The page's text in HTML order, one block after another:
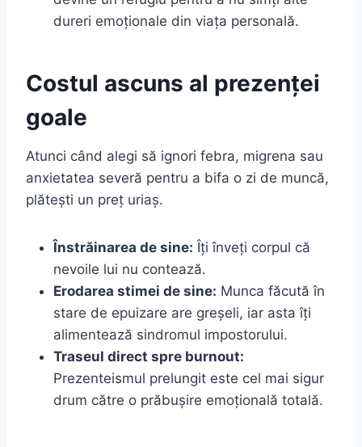
dureri emoționale din viața personală.
Costul ascuns al prezenței
goale
Atunci când alegi să ignori febra, migrena sau
anxietatea severă pentru a bifa o zi de muncă,
plătești un preț uriaș.
Înstrăinarea de sine: Îți înveți corpul că
nevoile lui nu contează.
Erodarea stimei de sine: Munca făcută în
stare de epuizare are greșeli, iar asta îți
alimentează sindromul impostorului.
Traseul direct spre burnout:
Prezenteismul prelungit este cel mai sigur
drum către o prăbușire emoțională totală.